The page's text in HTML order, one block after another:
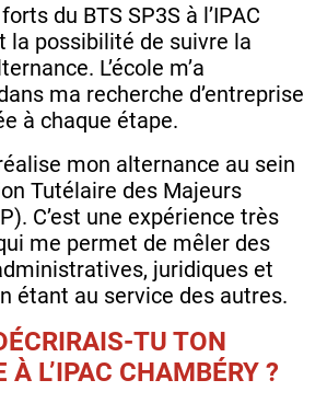
du BTS SP3S à l’IPAC
la possibilité de suivre la
L’école m’a
ma recherche d’entreprise
à chaque étape.
mon alternance au sein
Tutélaire des Majeurs
C’est une expérience très
me permet de mêler des
juridiques et
étant au service des autres.
TU TON
À L’IPAC CHAMBÉRY ?